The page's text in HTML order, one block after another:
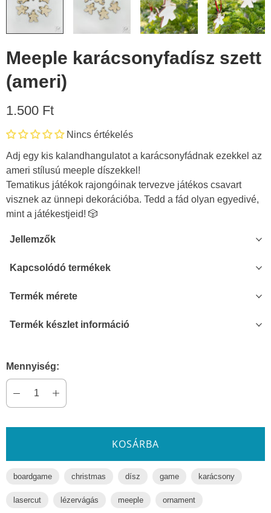
Meeple karácsonyfadísz szett
(ameri)
1.500 Ft
Nincs értékelés
Adj egy kis kalandhangulatot a karácsonyfádnak ezekkel az
ameri stílusú meeple díszekkel!
Tematikus játékok rajongóinak tervezve játékos csavart
visznek az ünnepi dekorációba. Tedd a fád olyan egyedivé,
mint a játékestjeid! 🎲
Jellemzők
Kapcsolódó termékek
Termék mérete
Termék készlet információ
Mennyiség:
KOSÁRBA
boardgame christmas dísz game karácsony
lasercut lézervágás meeple ornament